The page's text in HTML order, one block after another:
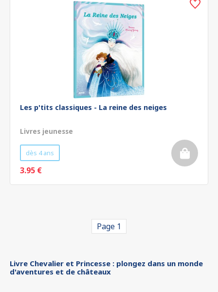
Les p'tits classiques - La reine des neiges
Livres jeunesse
dès 4 ans
3.95 €
Page 1
Livre Chevalier et Princesse : plongez dans un monde
d'aventures et de châteaux